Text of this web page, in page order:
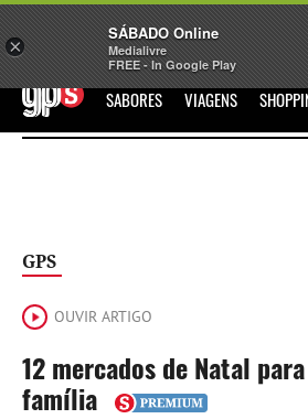
Sábado Assine
GPS SABORES VIAGENS
GPS
OUVIR ARTIGO
12 mercados de Natal
família
×
SÁBADO Online
Medialivre
FREE - In Google Play